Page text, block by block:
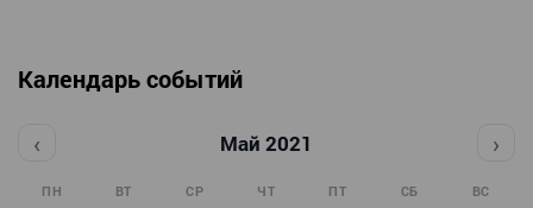
Календарь событий
‹ Май 2021 ›
ПН ВТ СР ЧТ ПТ СБ ВС